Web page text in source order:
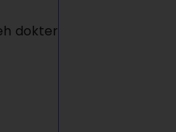
dokter